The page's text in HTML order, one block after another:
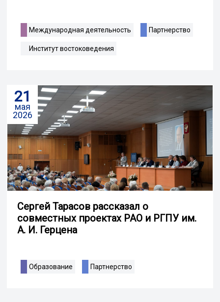
Международная деятельность Партнерство
Институт востоковедения
21
мая
2026
Сергей Тарасов рассказал о
совместных проектах РАО и РГПУ им.
А. И. Герцена
Образование Партнерство